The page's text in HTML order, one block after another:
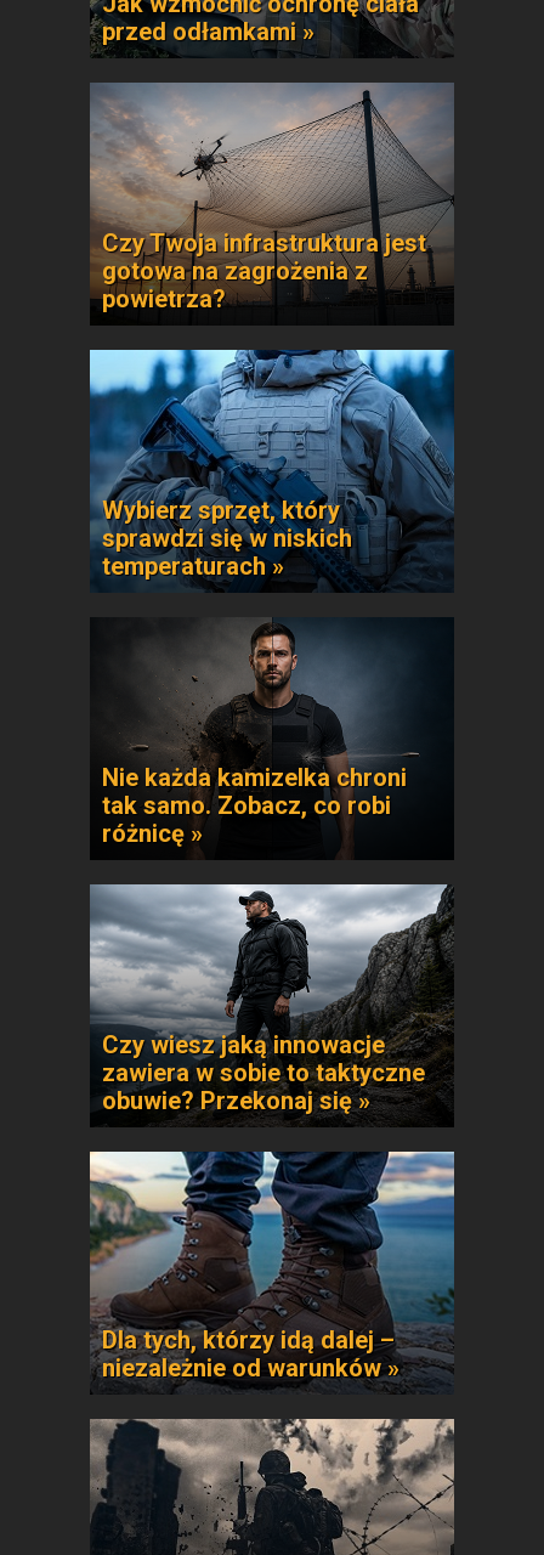
przed odłamkami »
Czy Twoja infrastruktura jest
gotowa na zagrożenia z
powietrza?
Wybierz sprzęt, który
sprawdzi się w niskich
temperaturach »
Nie każda kamizelka chroni
tak samo. Zobacz, co robi
różnicę »
Czy wiesz jaką innowacje
zawiera w sobie to taktyczne
obuwie? Przekonaj się »
Dla tych, którzy idą dalej –
niezależnie od warunków »